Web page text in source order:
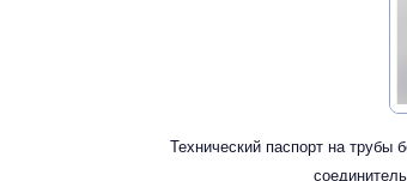
Технический паспорт на трубы